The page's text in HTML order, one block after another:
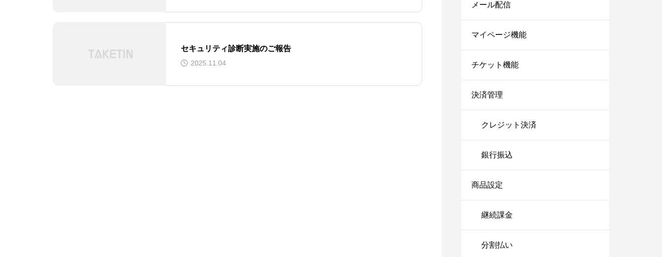
セキュリティ診断実施のご報告
2025.11.04
メール配信
マイページ機能
チケット機能
決済管理
クレジット決済
銀行振込
商品設定
継続課金
分割払い